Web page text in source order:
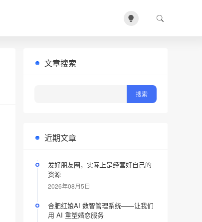
文章搜索
近期文章
发好朋友圈，实际上是经营好自己的
资源
2026年08月5日
合肥红娘AI 数智管理系统——让我们
用 AI 重塑婚恋服务